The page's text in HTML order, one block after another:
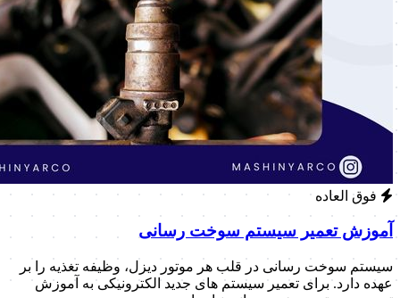
فوق العاده
آموزش تعمیر سیستم سوخت رسانی
سیستم سوخت رسانی در قلب هر موتور دیزل، وظیفه تغذیه را بر
عهده دارد. برای تعمیر سیستم های جدید الکترونیکی به آموزش